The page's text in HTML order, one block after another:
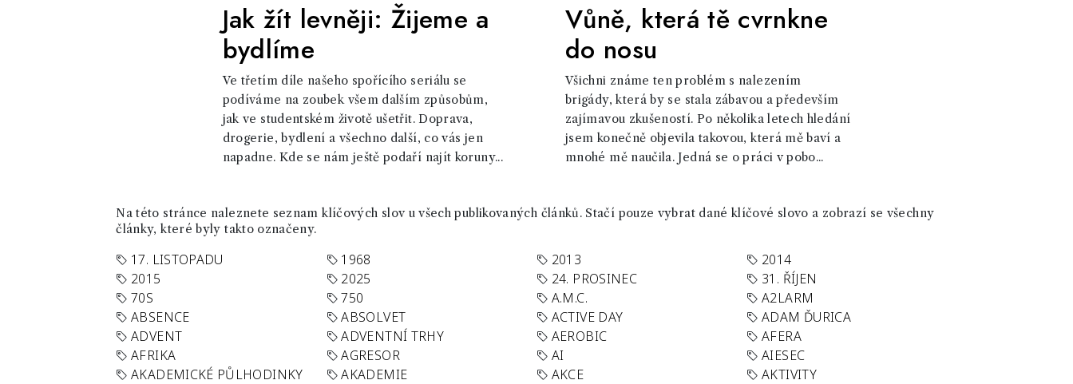
Jak žít levněji: Žijeme a
bydlíme
Ve třetím díle našeho spořícího seriálu se
podíváme na zoubek všem dalším způsobům,
jak ve studentském životě ušetřit. Doprava,
drogerie, bydlení a všechno další, co vás jen
napadne. Kde se nám ještě podaří najít koruny...
Vůně, která tě cvrnkne
do nosu
Všichni známe ten problém s nalezením
brigády, která by se stala zábavou a především
zajímavou zkušeností. Po několika letech hledání
jsem konečně objevila takovou, která mě baví a
mnohé mě naučila. Jedná se o práci v pobo...
Na této stránce naleznete seznam klíčových slov u všech publikovaných článků. Stačí pouze vybrat dané klíčové slovo a zobrazí se všechny
články, které byly takto označeny.
17. LISTOPADU 1968 2013
2014
2015
2025 24. PROSINEC
31. ŘÍJEN
70S
750 A.M.C.
A2LARM
ABSENCE
ABSOLVET ACTIVE DAY
ADAM ĎURICA
ADVENT
ADVENTNÍ TRHY AEROBIC
AFERA
AFRIKA
AGRESOR AI
AIESEC
AKADEMICKÉ PŮLHODINKY
AKADEMIE AKCE
AKTIVITY